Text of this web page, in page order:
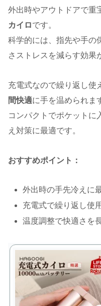
外出時やアウトドアで重
カイロです。
科学的には、指先や手の
さストレスを減らす効果
充電式なので繰り返し使
間快適に手を温められま
コンパクトでポケットに
え対策に最適です。
おすすめポイント：
外出時の手先冷えに
充電式で繰り返し使
温度調整で快適さを